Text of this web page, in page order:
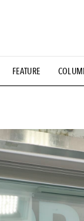
FEATURE
#ESSENTIAL DESIGNS
#Commune H